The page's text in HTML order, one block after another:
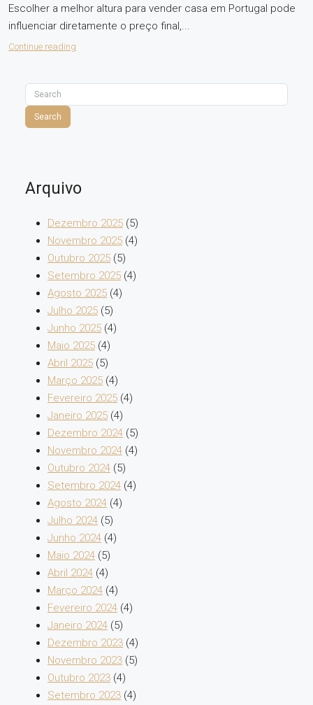
Escolher a melhor altura para vender casa em Portugal pode
influenciar diretamente o preço final,...
Continue reading
Search
Arquivo
Dezembro 2025 (5)
Novembro 2025 (4)
Outubro 2025 (5)
Setembro 2025 (4)
Agosto 2025 (4)
Julho 2025 (5)
Junho 2025 (4)
Maio 2025 (4)
Abril 2025 (5)
Março 2025 (4)
Fevereiro 2025 (4)
Janeiro 2025 (4)
Dezembro 2024 (5)
Novembro 2024 (4)
Outubro 2024 (5)
Setembro 2024 (4)
Agosto 2024 (4)
Julho 2024 (5)
Junho 2024 (4)
Maio 2024 (5)
Abril 2024 (4)
Março 2024 (4)
Fevereiro 2024 (4)
Janeiro 2024 (5)
Dezembro 2023 (4)
Novembro 2023 (5)
Outubro 2023 (4)
Setembro 2023 (4)